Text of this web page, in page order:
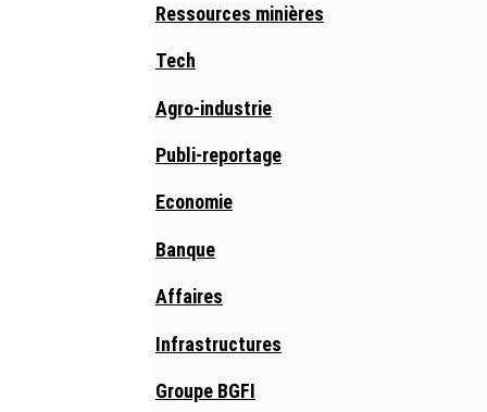
Ressources minières
Tech
Agro-industrie
Publi-reportage
Economie
Banque
Affaires
Infrastructures
Groupe BGFI